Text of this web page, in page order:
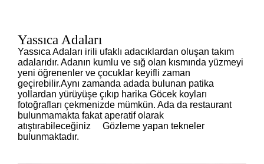
Yassıca Adaları
Yassıca Adaları irili ufaklı adacıklardan oluşan takım
adalarıdır. Adanın kumlu ve sığ olan kısmında yüzmeyi
yeni öğrenenler ve çocuklar keyifli zaman
geçirebilir.Aynı zamanda adada bulunan patika
yollardan yürüyüşe çıkıp harika Göcek koyları
fotoğrafları çekmenizde mümkün. Ada da restaurant
bulunmamakta fakat aperatif olarak
atıştırabileceğiniz Gözleme yapan tekneler
bulunmaktadır.